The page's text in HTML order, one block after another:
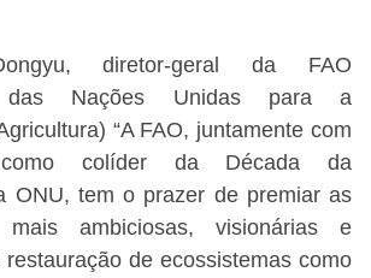
diretor-geral da FAO
das Nações Unidas para a
“A FAO, juntamente com
colíder da Década da
ONU, tem o prazer de premiar as
ambiciosas, visionárias e
restauração de ecossistemas como